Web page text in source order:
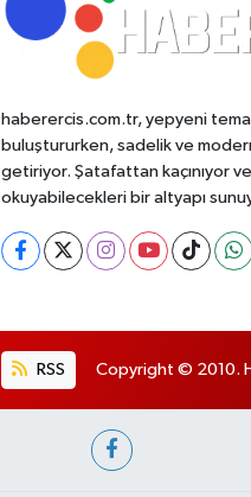
haberercis.com.tr, yepyeni
buluştururken, sadelik ve
getiriyor. Şatafattan kaçınıyor
okuyabilecekleri bir altyapı
RSS Copyright © 2010.